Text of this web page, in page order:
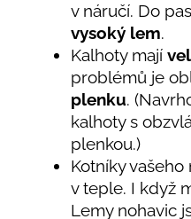
v náručí. Do
vysoký lem.
Kalhoty mají
problémů je
plenku.
kalhoty s
plenkou.)
Kotníky
v teple. I když
Lemy nohavic